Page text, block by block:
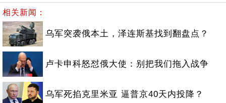
相关新闻：
乌军突袭俄本土，泽连斯基找到翻盘点？
卢卡申科怒怼俄大使：别把我们拖入战争
乌军死掐克里米亚 逼普京40天内投降？